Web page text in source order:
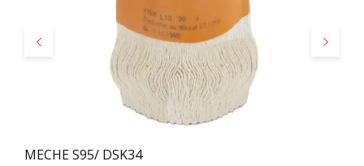
Précédent Suivant
MECHE S95/ DSK34